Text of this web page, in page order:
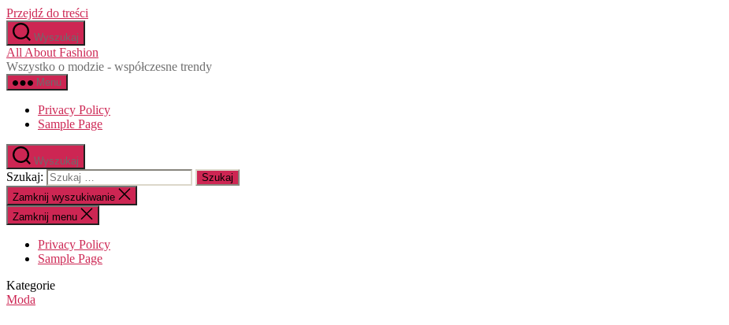
Przejdź do treści
Wyszukaj
All About Fashion
Wszystko o modzie - współczesne trendy
Menu
Privacy Policy
Sample Page
Wyszukaj
Szukaj:
Zamknij wyszukiwanie
Zamknij menu
Privacy Policy
Sample Page
Kategorie
Moda